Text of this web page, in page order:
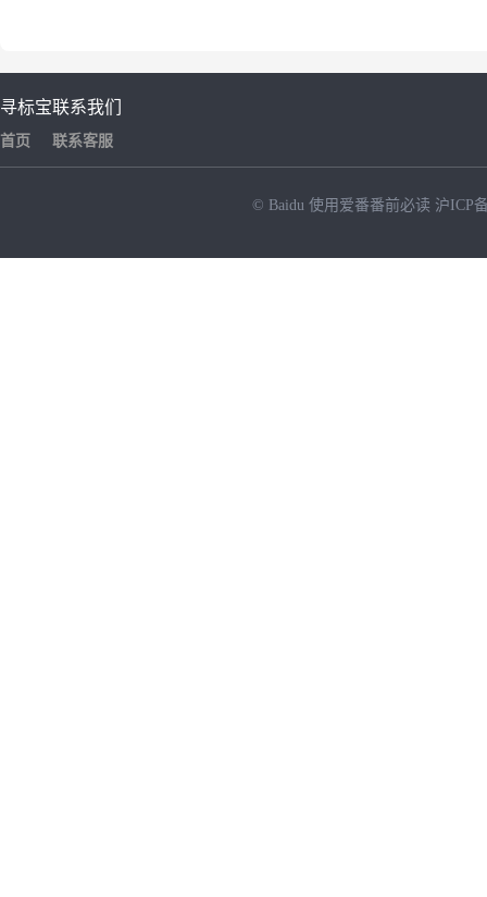
寻标宝
首页
联系我们
联系客服
© Baidu 使用爱番番前必读 沪ICP